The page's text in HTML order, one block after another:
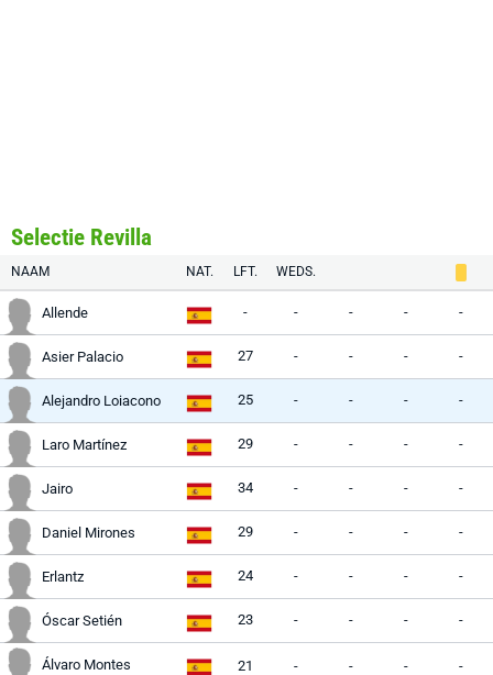
Selectie Revilla
NAAM NAT. LFT. WEDS.
Allende - - - - -
Asier Palacio 27 - - - -
Alejandro Loiacono 25 - - - -
Laro Martínez 29 - - - -
Jairo 34 - - - -
Daniel Mirones 29 - - - -
Erlantz 24 - - - -
Óscar Setién 23 - - - -
Álvaro Montes 21 - - - -